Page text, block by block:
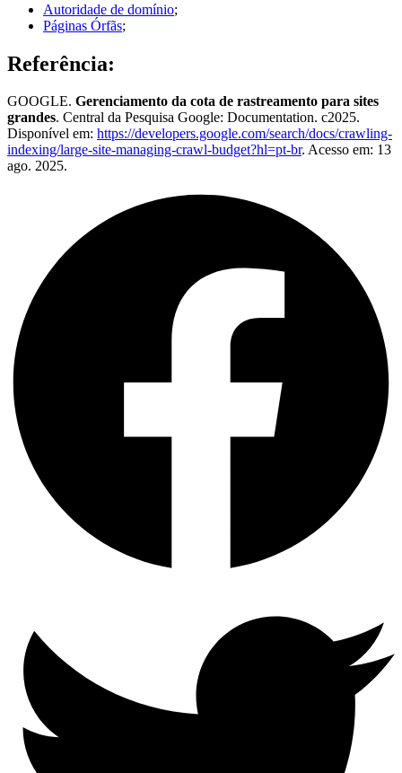
Autoridade de domínio;
Páginas Órfãs;
Referência:
GOOGLE. Gerenciamento da cota de rastreamento para sites
grandes. Central da Pesquisa Google: Documentation. c2025.
Disponível em: https://developers.google.com/search/docs/crawling-
indexing/large-site-managing-crawl-budget?hl=pt-br. Acesso em: 13
ago. 2025.